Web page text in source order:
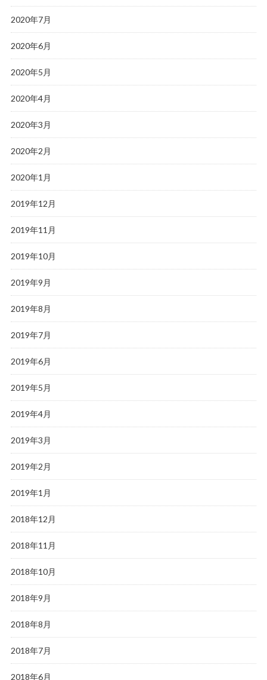
2020年7月
2020年6月
2020年5月
2020年4月
2020年3月
2020年2月
2020年1月
2019年12月
2019年11月
2019年10月
2019年9月
2019年8月
2019年7月
2019年6月
2019年5月
2019年4月
2019年3月
2019年2月
2019年1月
2018年12月
2018年11月
2018年10月
2018年9月
2018年8月
2018年7月
2018年6月